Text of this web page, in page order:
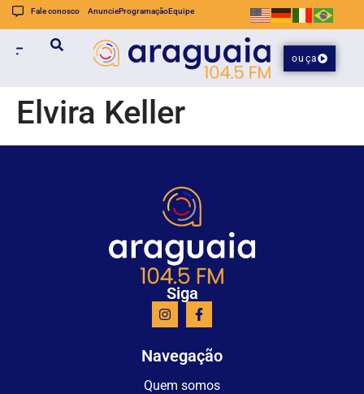
Fale conosco AnuncieProgramaçãoEquipe
ouça
Elvira Keller
Siga
Navegação
Quem somos